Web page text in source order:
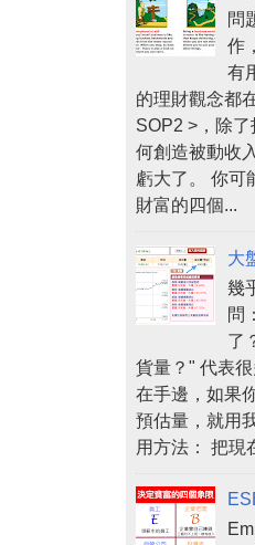
問
作
有
的理財觀念都
SOP2 >，除
何創造被動收
虧大了。 你可
財富的四個...
大
幾
問
了
貨量？" 代表
在手邊，如果
預估量，就用
用方法： 把現